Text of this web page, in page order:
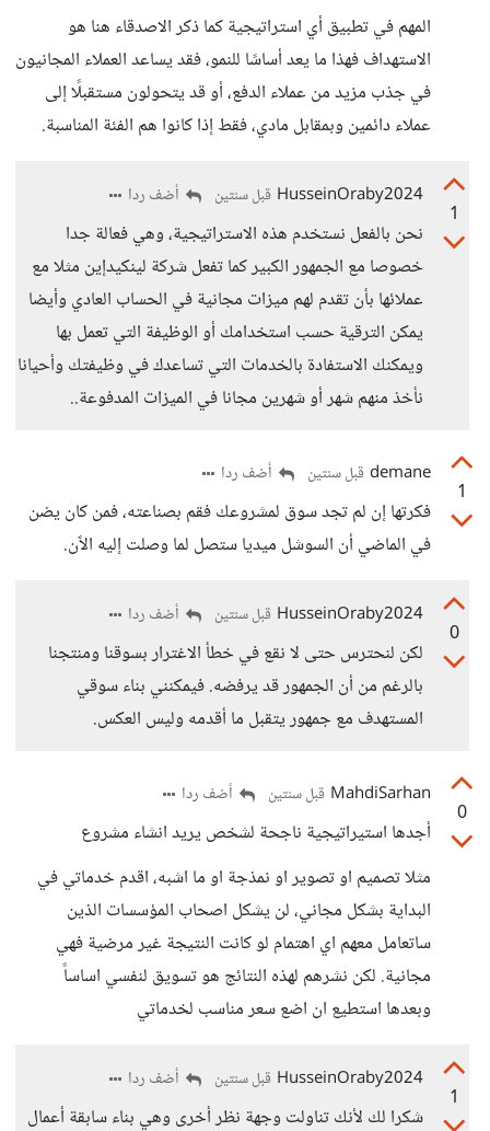
المهم في تطبيق أي استراتيجية كما ذكر الاصدقاء هنا هو
الاستهداف فهذا ما يعد أساسًا للنمو، فقد يساعد العملاء المجانيون
في جذب مزيد من عملاء الدفع، أو قد يتحولون مستقبلًا إلى
عملاء دائمين وبمقابل مادي، فقط إذا كانوا هم الفئة المناسبة.
1
HusseinOraby2024 قبل سنتين أضف ردا
نحن بالفعل نستخدم هذه الاستراتيجية، وهي فعالة جدا
خصوصا مع الجمهور الكبير كما تفعل شركة لينكيدإين مثلا مع
عملائها بأن تقدم لهم ميزات مجانية في الحساب العادي وأيضا
يمكن الترقية حسب استخدامك أو الوظيفة التي تعمل بها
ويمكنك الاستفادة بالخدمات التي تساعدك في وظيفتك وأحيانا
نأخذ منهم شهر أو شهرين مجانا في الميزات المدفوعة..
1
demane قبل سنتين أضف ردا
فكرتها إن لم تجد سوق لمشروعك فقم بصناعته، فمن كان يضن
في الماضي أن السوشل ميديا ستصل لما وصلت إليه الٱن.
0
HusseinOraby2024 قبل سنتين أضف ردا
لكن لنحترس حتى لا نقع في خطأ الاغترار بسوقنا ومنتجنا
بالرغم من أن الجمهور قد يرفضه. فيمكنني بناء سوقي
المستهدف مع جمهور يتقبل ما أقدمه وليس العكس.
0
MahdiSarhan قبل سنتين أضف ردا
أجدها استيراتيجية ناجحة لشخص يريد انشاء مشروع
مثلا تصميم او تصوير او نمذجة او ما اشبه، اقدم خدماتي في
البداية بشكل مجاني، لن يشكل اصحاب المؤسسات الذين
ساتعامل معهم اي اهتمام لو كانت النتيجة غير مرضية فهي
مجانية. لكن نشرهم لهذه النتائج هو تسويق لنفسي اساساً
وبعدها استطيع ان اضع سعر مناسب لخدماتي
1
HusseinOraby2024 قبل سنتين أضف ردا
شكرا لك لأنك تناولت وجهة نظر أخرى وهي بناء سابقة أعمال